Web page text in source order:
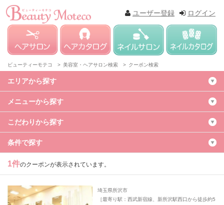
ログイン
ユーザー登録
ビューティーモテコ > 美容室・ヘアサロン検索 > クーポン検索
エリアから探す
メニューから探す
こだわりから探す
条件で探す
1件のクーポンが表示されています。
埼玉県所沢市
［最寄り駅：西武新宿線、新所沢駅西口から徒歩約5